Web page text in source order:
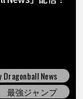
Dragonball News
最強ジャンプ